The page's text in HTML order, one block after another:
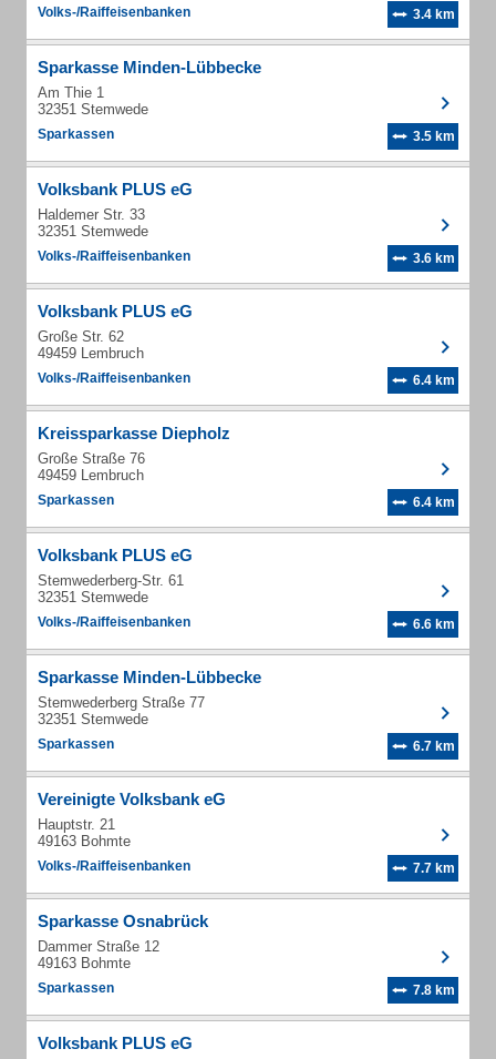
Volks-/Raiffeisenbanken 3.4 km
Sparkasse Minden-Lübbecke
Am Thie 1
32351 Stemwede
Sparkassen 3.5 km
Volksbank PLUS eG
Haldemer Str. 33
32351 Stemwede
Volks-/Raiffeisenbanken 3.6 km
Volksbank PLUS eG
Große Str. 62
49459 Lembruch
Volks-/Raiffeisenbanken 6.4 km
Kreissparkasse Diepholz
Große Straße 76
49459 Lembruch
Sparkassen 6.4 km
Volksbank PLUS eG
Stemwederberg-Str. 61
32351 Stemwede
Volks-/Raiffeisenbanken 6.6 km
Sparkasse Minden-Lübbecke
Stemwederberg Straße 77
32351 Stemwede
Sparkassen 6.7 km
Vereinigte Volksbank eG
Hauptstr. 21
49163 Bohmte
Volks-/Raiffeisenbanken 7.7 km
Sparkasse Osnabrück
Dammer Straße 12
49163 Bohmte
Sparkassen 7.8 km
Volksbank PLUS eG